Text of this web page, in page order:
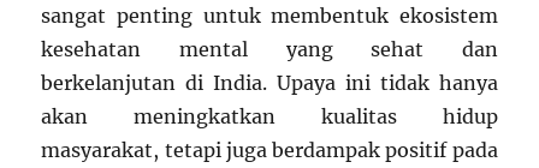
sangat penting untuk membentuk ekosistem
kesehatan mental yang sehat dan
berkelanjutan di India. Upaya ini tidak hanya
akan meningkatkan kualitas hidup
masyarakat, tetapi juga berdampak positif pada